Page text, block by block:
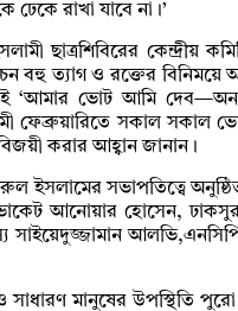
ঢেকে রাখা যাবে না।’
ছাত্রশিবিরের কেন্দ্রীয়
বহু ত্যাগ ও রক্তের বিনিময়ে
‘আমার ভোট আমি
ফেব্রুয়ারিতে সকাল সকাল
করার আহ্বান জানান।
ইসলামের সভাপতিত্বে
আনোয়ার হোসেন,
সাইয়েদুজ্জামান
সাধারণ মানুষের উপস্থিতি